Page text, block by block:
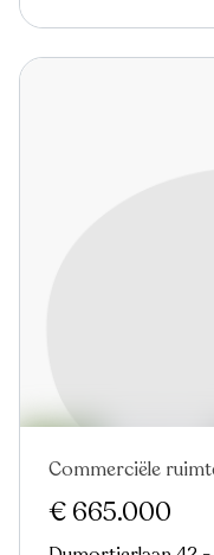
Commerciële
€ 665.000